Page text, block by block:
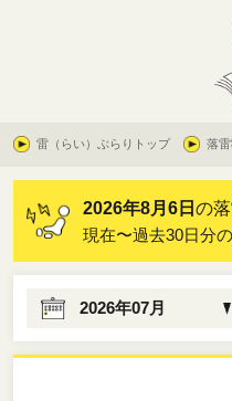
雷（らい）ぶらりトップ 落雷
2026年8月6日の
現在〜過去30日分
2026年07月